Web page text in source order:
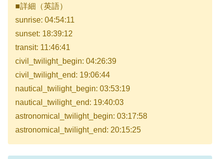
■詳細（英語）
sunrise: 04:54:11
sunset: 18:39:12
transit: 11:46:41
civil_twilight_begin: 04:26:39
civil_twilight_end: 19:06:44
nautical_twilight_begin: 03:53:19
nautical_twilight_end: 19:40:03
astronomical_twilight_begin: 03:17:58
astronomical_twilight_end: 20:15:25